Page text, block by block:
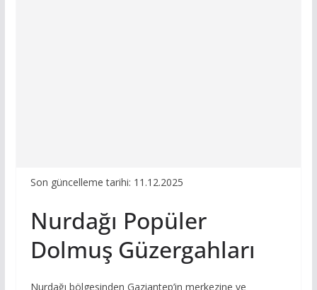
Son güncelleme tarihi: 11.12.2025
Nurdağı Popüler
Dolmuş Güzergahları
Nurdağı bölgesinden Gaziantep’in merkezine ve